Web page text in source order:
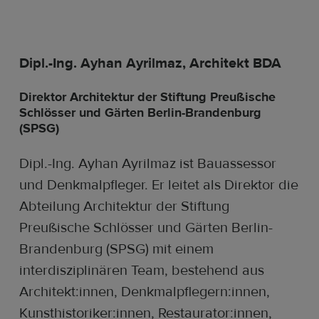
Dipl.-Ing. Ayhan Ayrilmaz, Architekt BDA
Direktor Architektur der Stiftung Preußische
Schlösser und Gärten Berlin-Brandenburg
(SPSG)
Dipl.-Ing. Ayhan Ayrilmaz ist Bauassessor
und Denkmalpfleger. Er leitet als Direktor die
Abteilung Architektur der Stiftung
Preußische Schlösser und Gärten Berlin-
Brandenburg (SPSG) mit einem
interdisziplinären Team, bestehend aus
Architekt:innen, Denkmalpflegern:innen,
Kunsthistoriker:innen, Restaurator:innen,